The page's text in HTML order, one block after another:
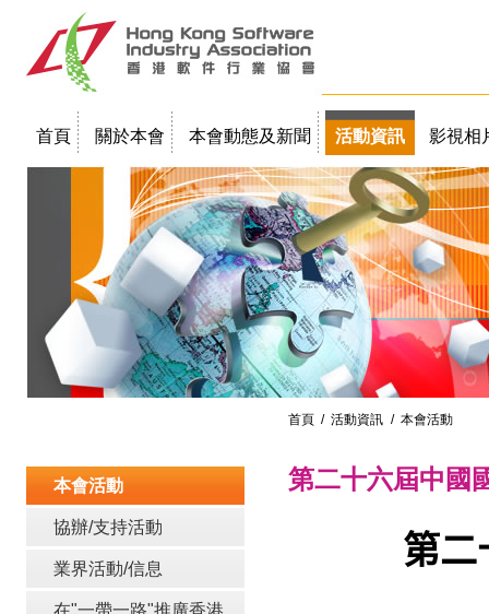
首頁 關於本會 本會動態及新聞 活動資訊 影視相
教學簡報
首頁 / 活動資訊 / 本會活動
本會活動
協辦/支持活動
業界活動/信息
在"一帶一路"推廣香港
第二十六屆中國
第二